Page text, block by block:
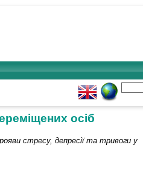
осіб
стресу, депресії та тривоги у